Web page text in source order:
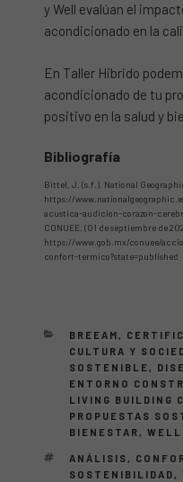
y Well evalúan el
acondicionado en la
En Taller Hibrido
acondicionado de tu
positivo en la salud y
Bibliografía
Bittel, J. (s.f.). National
https://
acustica-audicion-corazon-
CONUEE. (01 de septiembre de
https://www.gob.mx/conuee/
confort-termico?state=published
CATEGORÍAS
BREEAM ,
CULTURA Y
SOSTENIBLE ,
ENTORNO
LIVING BUILDING
PROPUESTAS
BIENESTAR , WELL
ETIQUETAS
ANÁLISIS ,
SOSTENIBILIDAD ,